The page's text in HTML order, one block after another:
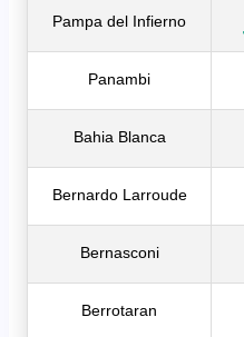
Pampa del Infierno
Panambi
Bahia Blanca
Bernardo Larroude
Bernasconi
Berrotaran